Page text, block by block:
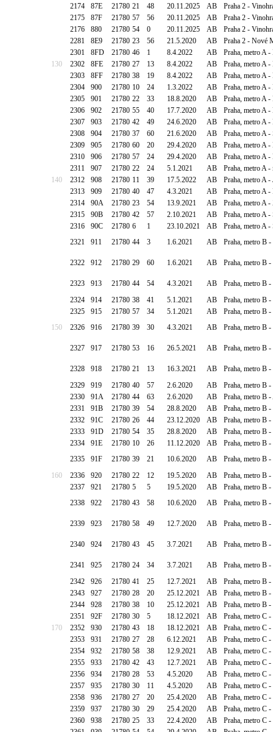
2174
87E 21780 21 48 20.11.2025 AB
Praha 2 -
2175
87F 21780 57 56 20.11.2025 AB
Praha 2 -
2176
880 21780 54 0 20.11.2025 AB
Praha 2 -
2281
8E9 21780 23 56 21.5.2020 AB
Praha 2 - Nové
2301
8FD 21780 46 1 8.4.2022 AB
Praha, metro A
130
2302 8FE 21780 27 13 8.4.2022 AB
Praha, metro A -
2303
8FF 21780 38 19 8.4.2022 AB
Praha, metro A
2304
900 21780 10 24 1.3.2022 AB
Praha, metro A
2305
901 21780 22 33 18.8.2020 AB
Praha, metro A
2306
902 21780 55 40 17.7.2020 AB
Praha, metro A -
2307
903 21780 42 49 24.6.2020 AB
Praha, metro A
2308
904 21780 37 60 21.6.2020 AB
Praha, metro A -
2309
905 21780 60 20 29.4.2020 AB
Praha, metro A
2310
906 21780 57 24 29.4.2020 AB
Praha, metro A
2311
907 21780 22 24 5.1.2021 AB
Praha, metro A
140
2312 908 21780 11 39 17.5.2022 AB
Praha, metro A
2313
909 21780 40 47 4.3.2021 AB
Praha, metro A -
2314
90A 21780 23 54 13.9.2021 AB
Praha, metro A
2315
90B 21780 42 57 2.10.2021 AB
Praha, metro A -
2316
90C 21780 6 1 23.10.2021 AB
Praha, metro A -
2321
911 21780 44 3 1.6.2021 AB Praha, metro B
2322 912 21780 29 60 1.6.2021 AB Praha, metro B
2323 913 21780 44 54 4.3.2021 AB
Praha, metro B
2324
914 21780 38 41 5.1.2021 AB
Praha, metro B
2325
915 21780 57 34 5.1.2021 AB
Praha, metro B
150
2326 916 21780 39 30 4.3.2021 AB Praha, metro B
2327 917 21780 53 16 26.5.2021 AB Praha, metro B -
2328 918 21780 21 13 16.3.2021 AB
Praha, metro B
2329
919 21780 40 57 2.6.2020 AB
Praha, metro B
2330
91A 21780 44 63 2.6.2020 AB
Praha, metro B
2331
91B 21780 39 54 28.8.2020 AB
Praha, metro B
2332
91C 21780 26 44 23.12.2020 AB
Praha, metro B
2333
91D 21780 54 35 28.8.2020 AB
Praha, metro B
2334
91E 21780 10 26 11.12.2020 AB
Praha, metro B
2335
91F 21780 39 21 10.6.2020 AB
Praha, metro B
160
2336 920 21780 22 12 19.5.2020 AB
Praha, metro B
2337
921 21780 5 5 19.5.2020 AB
Praha, metro B
2338
922 21780 43 58 10.6.2020 AB Praha, metro B
2339 923 21780 58 49 12.7.2020 AB Praha, metro B
2340 924 21780 43 45 3.7.2021 AB Praha, metro B
2341 925 21780 24 34 3.7.2021 AB
Praha, metro B
2342
926 21780 41 25 12.7.2021 AB
Praha, metro B
2343
927 21780 28 20 25.12.2021 AB
Praha, metro B -
2344
928 21780 38 10 25.12.2021 AB
Praha, metro B
2351
92F 21780 30 5 18.12.2021 AB
Praha, metro C
170
2352 930 21780 43 18 18.12.2021 AB
Praha, metro C -
2353
931 21780 27 28 6.12.2021 AB
Praha, metro C
2354
932 21780 58 38 12.9.2021 AB
Praha, metro C
2355
933 21780 42 43 12.7.2021 AB
Praha, metro C
2356
934 21780 28 53 4.5.2020 AB
Praha, metro C
2357
935 21780 30 11 4.5.2020 AB
Praha, metro C
2358
936 21780 27 20 25.4.2020 AB
Praha, metro C
2359
937 21780 30 29 25.4.2020 AB
Praha, metro C
2360
938 21780 25 33 22.4.2020 AB
Praha, metro C